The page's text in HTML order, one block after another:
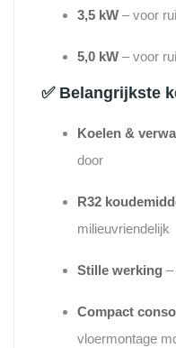
3,5 kW – voor
5,0 kW – voor
✅ Belangrijkste
Koelen &
door
R32
milieuvriendelijk
Stille werking –
Compact
vloermontage